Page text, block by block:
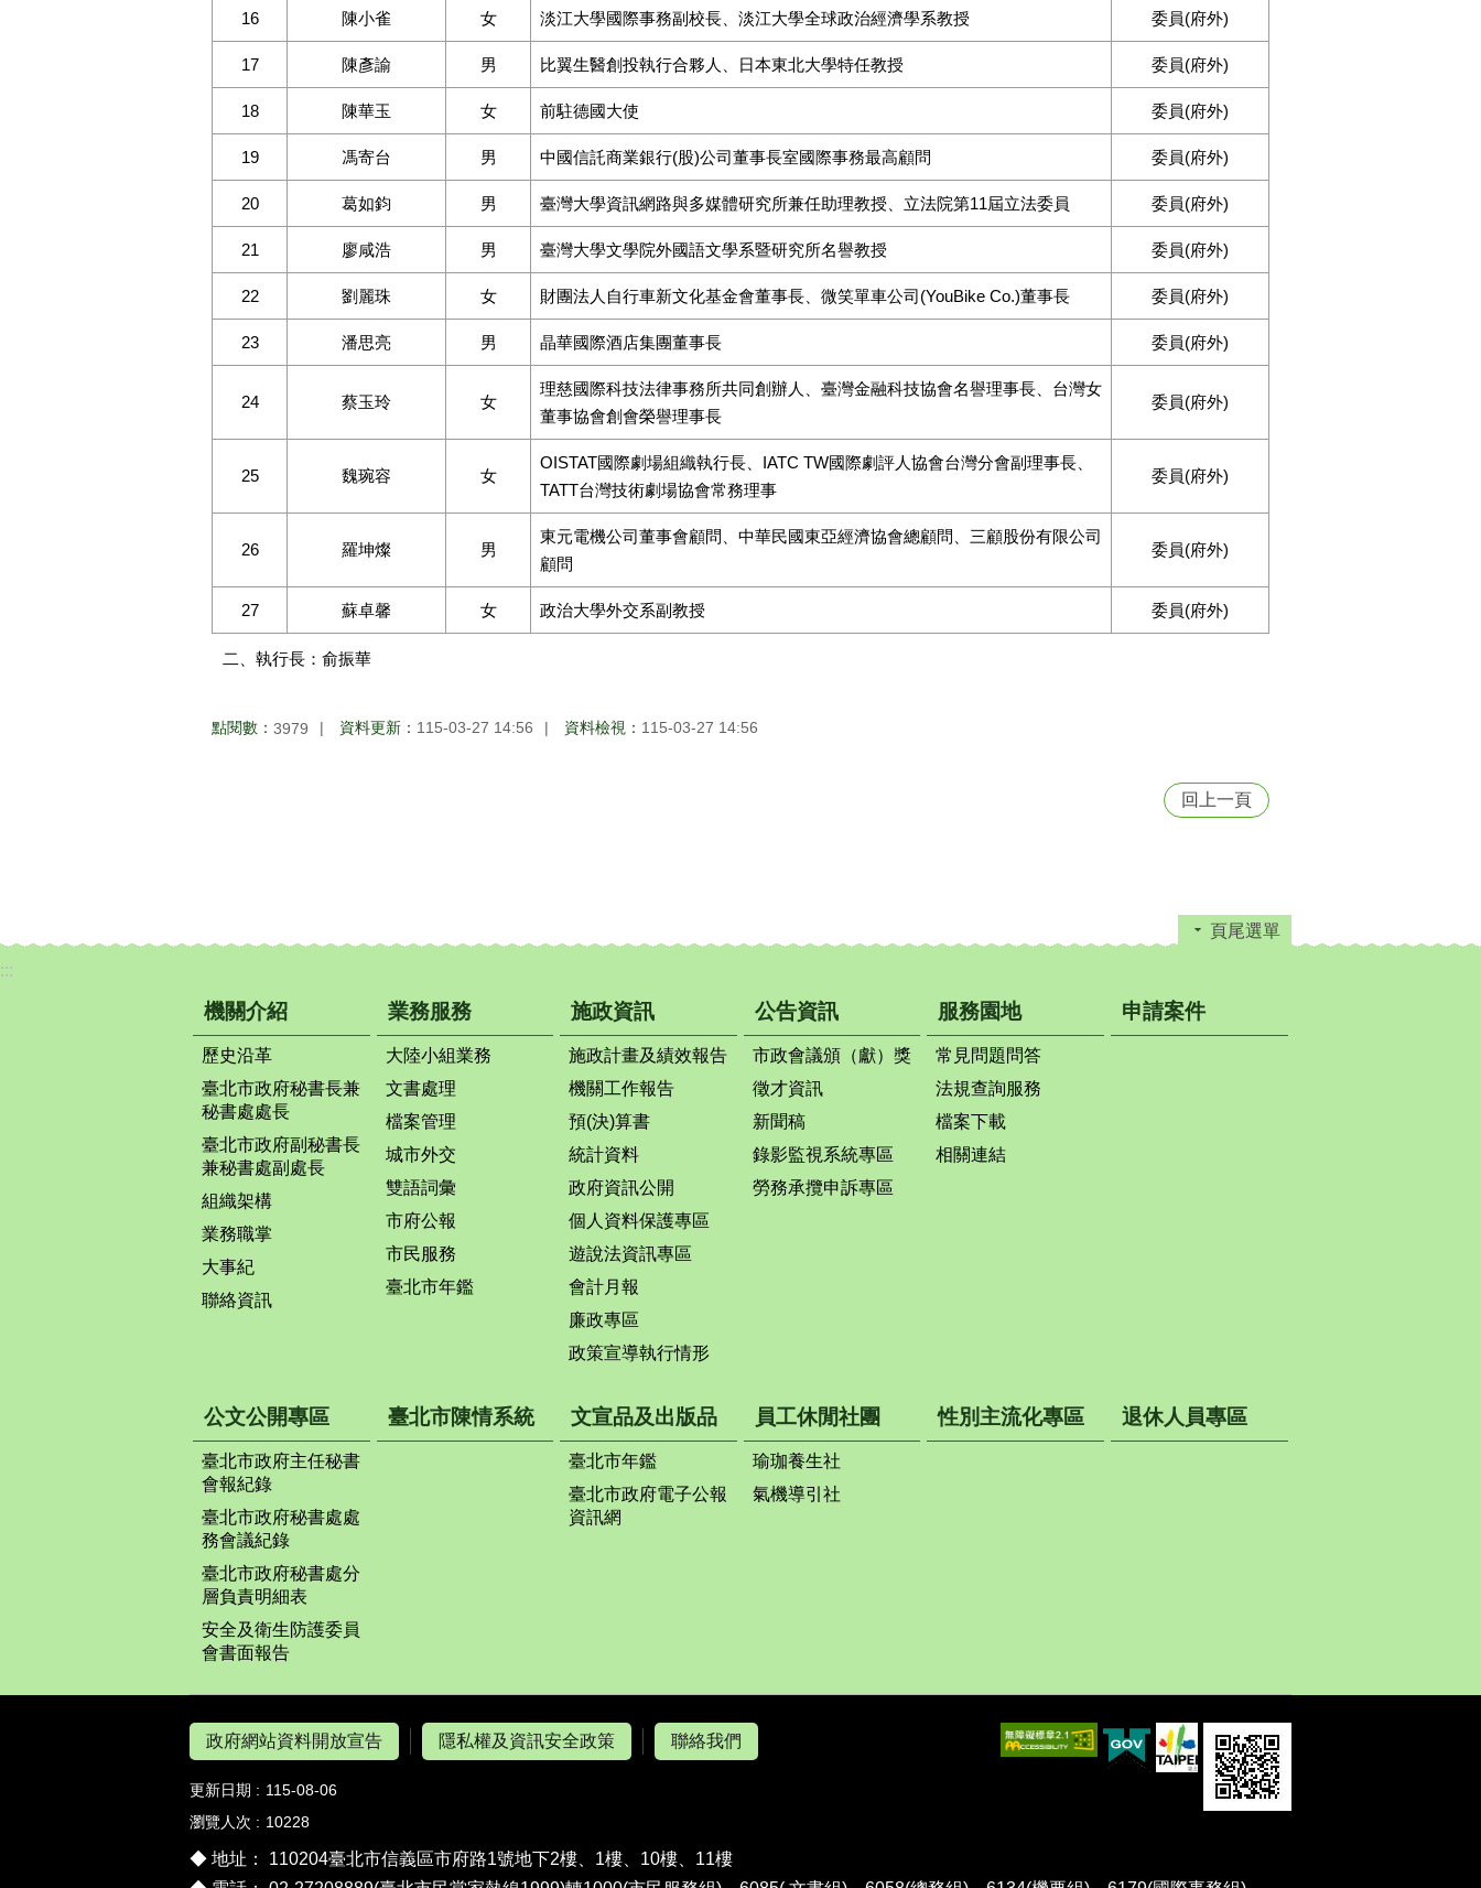
16 陳小雀 女 淡江大學國際事務副校長、淡江大學全球政治經濟學系教授 委員(府外)
17 陳彥諭 男 比翼生醫創投執行合夥人、日本東北大學特任教授 委員(府外)
18 陳華玉 女 前駐德國大使 委員(府外)
19 馮寄台 男 中國信託商業銀行(股)公司董事長室國際事務最高顧問 委員(府外)
20 葛如鈞 男 臺灣大學資訊網路與多媒體研究所兼任助理教授、立法院第11屆立法委員 委員(府外)
21 廖咸浩 男 臺灣大學文學院外國語文學系暨研究所名譽教授 委員(府外)
22 劉麗珠 女 財團法人自行車新文化基金會董事長、微笑單車公司(YouBike Co.)董事長 委員(府外)
23 潘思亮 男 晶華國際酒店集團董事長 委員(府外)
24 蔡玉玲 女
理慈國際科技法律事務所共同創辦人、臺灣金融科技協會名譽理事長、台灣女
董事協會創會榮譽理事長
委員(府外)
25 魏琬容 女
OISTAT國際劇場組織執行長、IATC TW國際劇評人協會台灣分會副理事長、
TATT台灣技術劇場協會常務理事
委員(府外)
26 羅坤燦 男
東元電機公司董事會顧問、中華民國東亞經濟協會總顧問、三顧股份有限公司
顧問
委員(府外)
27 蘇卓馨 女 政治大學外交系副教授 委員(府外)
二、執行長：俞振華
點閱數： 3979 資料更新： 115-03-27 14:56 資料檢視： 115-03-27 14:56
回上一頁
頁尾選單
:::
機關介紹
歷史沿革
臺北市政府秘書長兼
秘書處處長
臺北市政府副秘書長
兼秘書處副處長
組織架構
業務職掌
大事紀
聯絡資訊
業務服務
大陸小組業務
文書處理
檔案管理
城市外交
雙語詞彙
市府公報
市民服務
臺北市年鑑
施政資訊
施政計畫及績效報告
機關工作報告
預(決)算書
統計資料
政府資訊公開
個人資料保護專區
遊說法資訊專區
會計月報
廉政專區
政策宣導執行情形
公告資訊
市政會議頒（獻）獎
徵才資訊
新聞稿
錄影監視系統專區
勞務承攬申訴專區
服務園地
常見問題問答
法規查詢服務
檔案下載
相關連結
申請案件
公文公開專區
臺北市政府主任秘書
會報紀錄
臺北市政府秘書處處
務會議紀錄
臺北市政府秘書處分
層負責明細表
安全及衛生防護委員
會書面報告
臺北市陳情系統 文宣品及出版品
臺北市年鑑
臺北市政府電子公報
資訊網
員工休閒社團
瑜珈養生社
氣機導引社
性別主流化專區 退休人員專區
政府網站資料開放宣告 隱私權及資訊安全政策 聯絡我們
更新日期
115-08-06
瀏覽人次
10228
◆ 地址： 110204臺北市信義區市府路1號地下2樓、1樓、10樓、11樓